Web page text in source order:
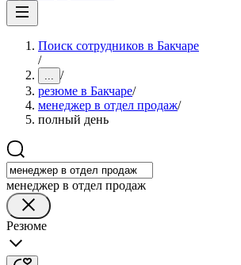
Поиск сотрудников в Бакчаре
/
... /
резюме в Бакчаре/
менеджер в отдел продаж/
полный день
менеджер в отдел продаж
Резюме